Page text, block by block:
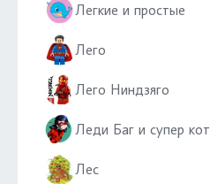
Легкие и простые
Лего
Лего Ниндзяго
Леди Баг и супер кот
Лес